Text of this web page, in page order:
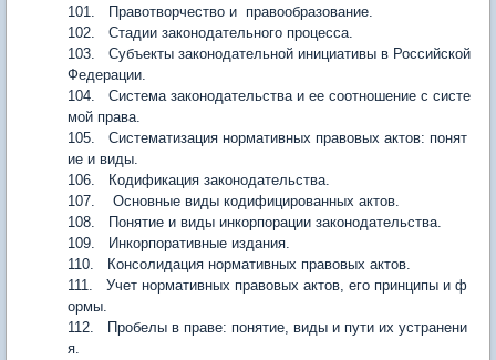
101. Правотворчество и правообразование.
102. Стадии законодательного процесса.
103. Субъекты законодательной инициативы в Российской
Федерации.
104. Система законодательства и ее соотношение с систе
мой права.
105. Систематизация нормативных правовых актов: понят
ие и виды.
106. Кодификация законодательства.
107. Основные виды кодифицированных актов.
108. Понятие и виды инкорпорации законодательства.
109. Инкорпоративные издания.
110. Консолидация нормативных правовых актов.
111. Учет нормативных правовых актов, его принципы и ф
ормы.
112. Пробелы в праве: понятие, виды и пути их устранени
я.